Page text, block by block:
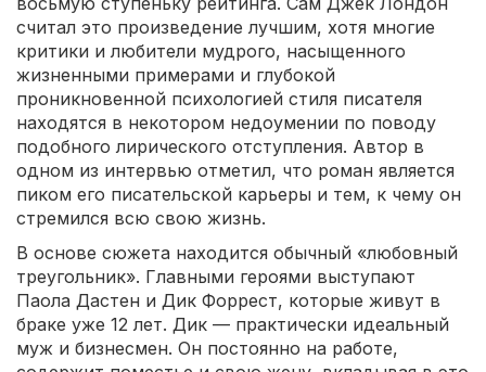
считал это произведение лучшим, хотя многие
критики и любители мудрого, насыщенного
жизненными примерами и глубокой
проникновенной психологией стиля писателя
находятся в некотором недоумении по поводу
подобного лирического отступления. Автор в
одном из интервью отметил, что роман является
пиком его писательской карьеры и тем, к чему он
стремился всю свою жизнь.
В основе сюжета находится обычный «любовный
треугольник». Главными героями выступают
Паола Дастен и Дик Форрест, которые живут в
браке уже 12 лет. Дик — практически идеальный
муж и бизнесмен. Он постоянно на работе,